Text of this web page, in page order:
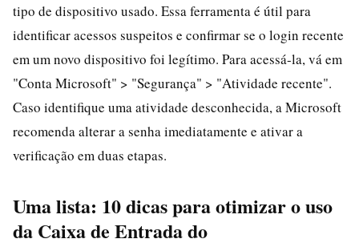
tipo de dispositivo usado. Essa ferramenta é útil para
identificar acessos suspeitos e confirmar se o login recente
em um novo dispositivo foi legítimo. Para acessá-la, vá em
"Conta Microsoft" > "Segurança" > "Atividade recente".
Caso identifique uma atividade desconhecida, a Microsoft
recomenda alterar a senha imediatamente e ativar a
verificação em duas etapas.
Uma lista: 10 dicas para otimizar o uso
da Caixa de Entrada do